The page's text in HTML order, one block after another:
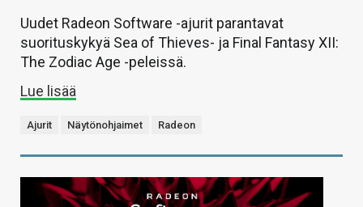
Uudet Radeon Software -ajurit parantavat
suorituskykyä Sea of Thieves- ja Final Fantasy XII:
The Zodiac Age -peleissä.
Lue lisää
Ajurit Näytönohjaimet Radeon